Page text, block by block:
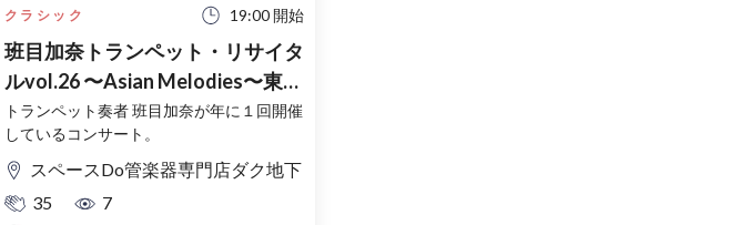
クラシック 19:00 開始
班目加奈トランペット・リサイタ
ルvol.26 〜Asian Melodies〜東京
公演
トランペット奏者 班目加奈が年に１回開催
しているコンサート。
スペースDo管楽器専門店ダク地下
35
7